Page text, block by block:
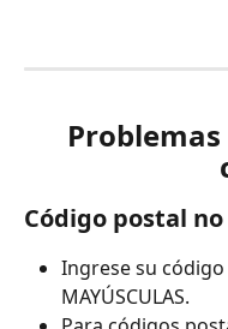
Código postal
Ingrese su código
MAYÚSCULAS.